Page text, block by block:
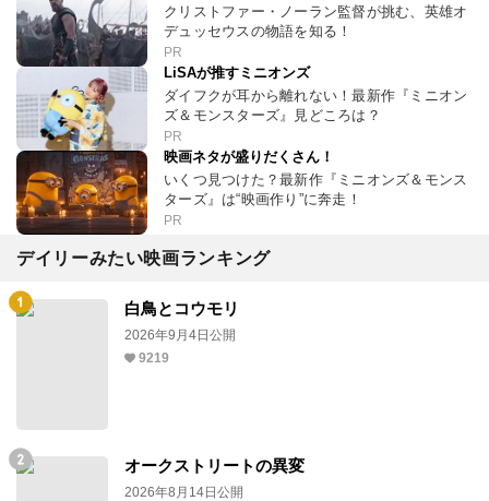
クリストファー・ノーラン監督が挑む、英雄オ
デュッセウスの物語を知る！
PR
LiSAが推すミニオンズ
ダイフクが耳から離れない！最新作『ミニオン
ズ＆モンスターズ』見どころは？
PR
映画ネタが盛りだくさん！
いくつ見つけた？最新作『ミニオンズ＆モンス
ターズ』は“映画作り”に奔走！
PR
デイリーみたい映画ランキング
白鳥とコウモリ
2026年9月4日公開
9219
オークストリートの異変
2026年8月14日公開